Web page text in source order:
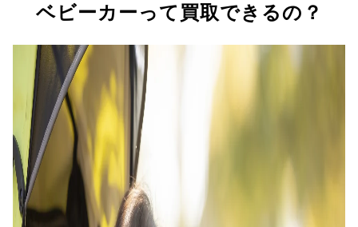
ベビーカーって買取できるの？